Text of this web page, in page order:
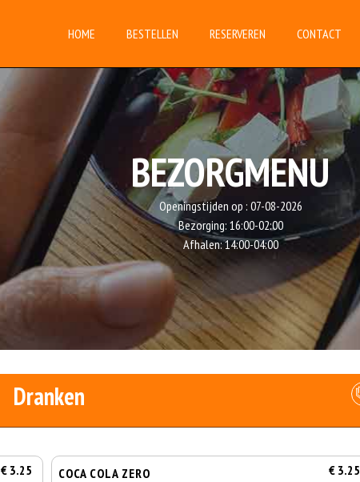
HOME BESTELLEN RESERVEREN CONTACT
BEZORGMENU
Openingstijden op : 07-08-2026
Bezorging: 16:00-02:00
Afhalen:14:00-04:00
Dranken
€ 3.25 COCA COLA ZERO € 3.25